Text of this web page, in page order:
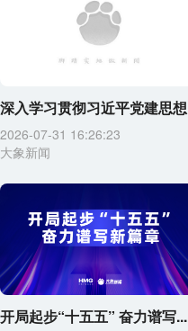
深入学习贯彻习近平党建思想
2026-07-31 16:26:23
大象新闻
开局起步“十五五” 奋力谱写...